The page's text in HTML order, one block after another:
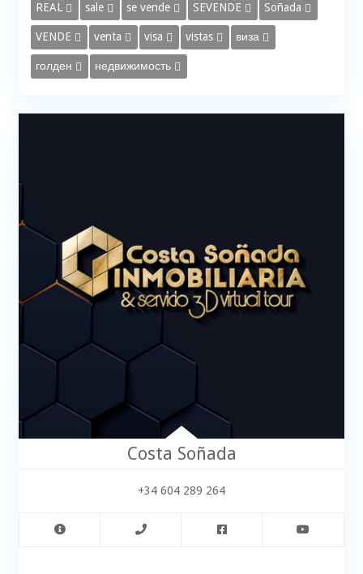
REAL sale se vende SEVENDE Soñada
VENDE venta visa vistas виза
голден недвижимость
Costa Soñada
+34 604 289 264